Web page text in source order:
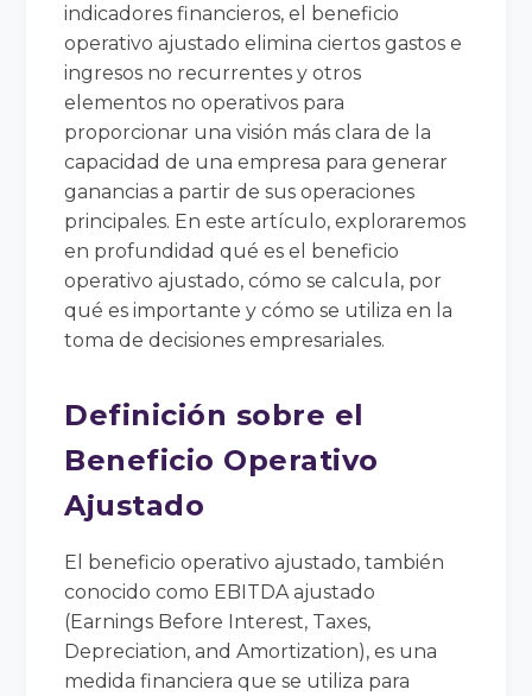
indicadores financieros, el beneficio
operativo ajustado elimina ciertos gastos e
ingresos no recurrentes y otros
elementos no operativos para
proporcionar una visión más clara de la
capacidad de una empresa para generar
ganancias a partir de sus operaciones
principales. En este artículo, exploraremos
en profundidad qué es el beneficio
operativo ajustado, cómo se calcula, por
qué es importante y cómo se utiliza en la
toma de decisiones empresariales.
Definición sobre el
Beneficio Operativo
Ajustado
El beneficio operativo ajustado, también
conocido como EBITDA ajustado
(Earnings Before Interest, Taxes,
Depreciation, and Amortization), es una
medida financiera que se utiliza para